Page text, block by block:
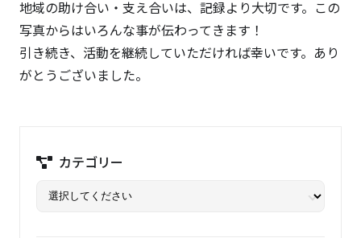
地域の助け合い・支え合いは、記録より大切です。この
写真からはいろんな事が伝わってきます！
引き続き、活動を継続していただければ幸いです。あり
がとうございました。
カテゴリー